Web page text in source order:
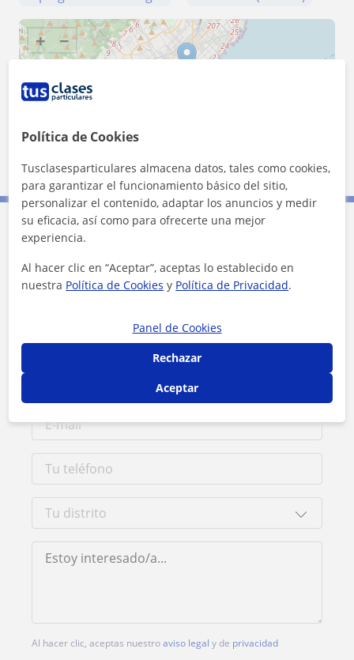
+ −
3 mi
Leaflet| ©OpenStreetMapcontributors
Contacta con Jorge
Tarifa 15€/h
Al hacer clic, aceptas nuestroaviso legal y de privacidad
Política de Cookies
Tusclasesparticulares almacena datos, tales como cookies,
para garantizar el funcionamiento básico del sitio,
personalizar el contenido, adaptar los anuncios y medir
su eficacia, así como para ofrecerte una mejor
experiencia.
Al hacer clic en “Aceptar”, aceptas lo establecido en
nuestra Política de Cookies y Política de Privacidad.
Panel de Cookies
Rechazar
Aceptar